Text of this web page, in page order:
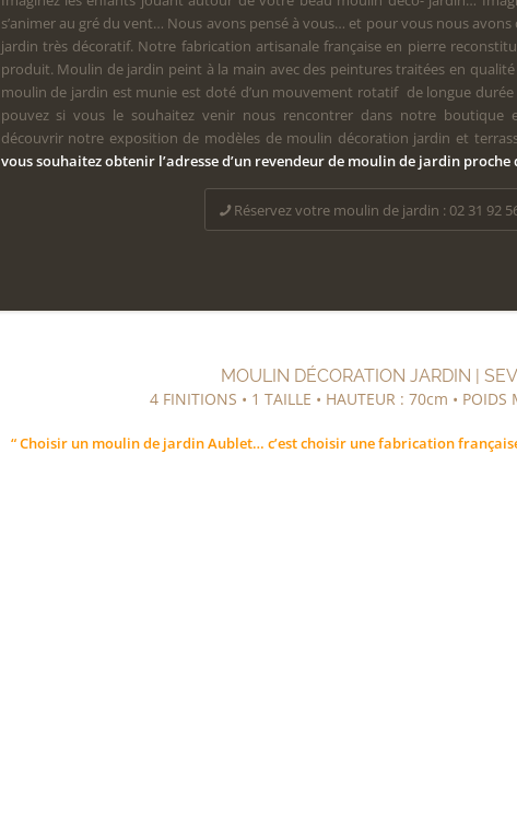
s’animer au gré du vent… Nous avons pensé à vous… et pour vous nous
jardin très décoratif. Notre fabrication artisanale française en pierre
produit. Moulin de jardin peint à la main avec des peintures traitées en
moulin de jardin est munie est doté d’un mouvement rotatif de longue durée
pouvez si vous le souhaitez venir nous rencontrer dans notre boutique
découvrir notre exposition de modèles de moulin décoration jardin et
vous souhaitez obtenir l’adresse d’un revendeur de moulin de jardin proche
Réservez votre moulin de jardin : 02 31 92
MOULIN DÉCORATION JARDIN |
4 FINITIONS • 1 TAILLE • HAUTEUR : 70cm • POIDS
“ Choisir un moulin de jardin Aublet… c’est choisir une fabrication